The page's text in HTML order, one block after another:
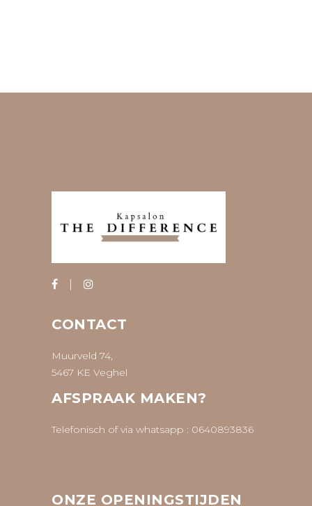
CONTACT
Muurveld 74,
5467 KE Veghel
AFSPRAAK MAKEN?
Telefonisch of via whatsapp : 0640893836
ONZE OPENINGSTIJDEN